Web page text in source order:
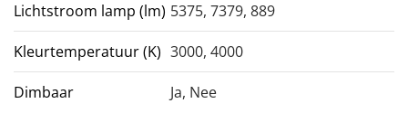
Lichtstroom lamp (lm) 5375, 7379, 889
Kleurtemperatuur (K) 3000, 4000
Dimbaar Ja, Nee